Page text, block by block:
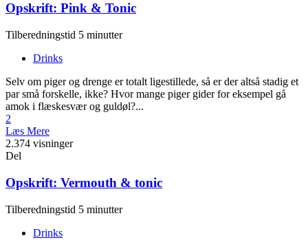
Opskrift: Pink & Tonic
Tilberedningstid 5 minutter
Drinks
Selv om piger og drenge er totalt ligestillede, så er der altså stadig et
par små forskelle, ikke? Hvor mange piger gider for eksempel gå
amok i flæskesvær og guldøl?...
2
Læs Mere
2.374 visninger
Del
Opskrift: Vermouth & tonic
Tilberedningstid 5 minutter
Drinks